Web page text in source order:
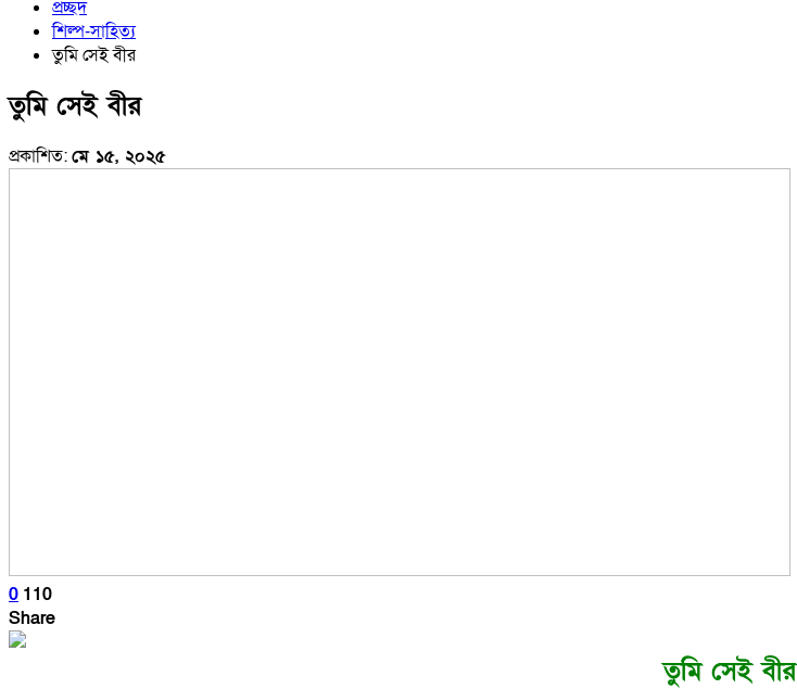
প্রচ্ছদ
শিল্প-সাহিত্য
তুমি সেই বীর
তুমি সেই বীর
প্রকাশিত:মে ১৫, ২০২৫
0 110
Share
তুমি সেই বীর